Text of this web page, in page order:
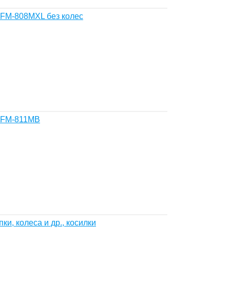
808MXL без колес
811MB
колеса и др., косилки